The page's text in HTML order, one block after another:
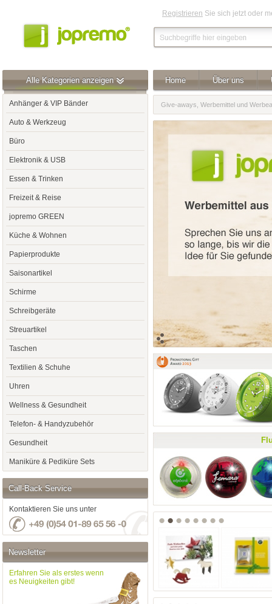
Registrieren Sie sich jetzt oder
Alle Kategorien anzeigen
Anhänger & VIP Bänder
Auto & Werkzeug
Büro
Elektronik & USB
Essen & Trinken
Freizeit & Reise
jopremo GREEN
Küche & Wohnen
Papierprodukte
Saisonartikel
Schirme
Schreibgeräte
Streuartikel
Taschen
Textilien & Schuhe
Uhren
Wellness & Gesundheit
Telefon- & Handyzubehör
Gesundheit
Maniküre & Pediküre Sets
Call-Back Service
Kontaktieren Sie uns unter
Newsletter
Erfahren Sie als erstes wenn
es Neuigkeiten gibt!
Home Über uns
Give-aways, Werbemittel und